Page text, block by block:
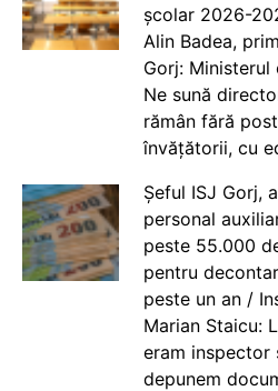
școlar 2026-
Alin Badea,
Gorj:
Ne sună
rămân fără
învățătorii, cu
Șeful ISJ Gorj,
personal
peste 55.000
pentru
peste un an /
Marian Staicu:
eram inspector
depunem